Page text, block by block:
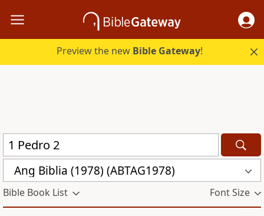
Preview the new Bible Gateway!
Ang Biblia (1978) (ABTAG1978)
Bible Book List Font Size